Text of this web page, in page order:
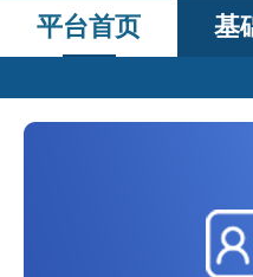
平台首页 基